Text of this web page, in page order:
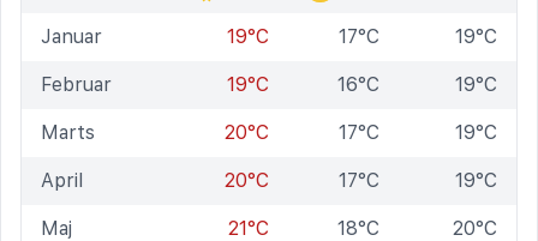
Januar 19°C 17°C 19°C
Februar 19°C 16°C 19°C
Marts 20°C 17°C 19°C
April 20°C 17°C 19°C
Maj 21°C 18°C 20°C